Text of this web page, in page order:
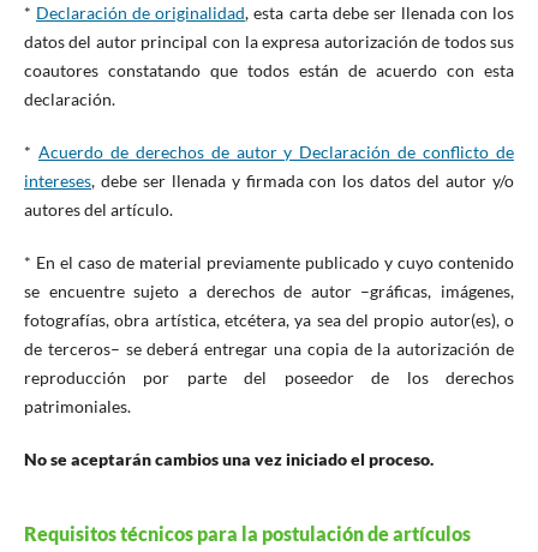
* Declaración de originalidad, esta carta debe ser llenada con los
datos del autor principal con la expresa autorización de todos sus
coautores constatando que todos están de acuerdo con esta
declaración.
* Acuerdo de derechos de autor y Declaración de conflicto de
intereses, debe ser llenada y firmada con los datos del autor y/o
autores del artículo.
* En el caso de material previamente publicado y cuyo contenido
se encuentre sujeto a derechos de autor –gráficas, imágenes,
fotografías, obra artística, etcétera, ya sea del propio autor(es), o
de terceros– se deberá entregar una copia de la autorización de
reproducción por parte del poseedor de los derechos
patrimoniales.
No se aceptarán cambios una vez iniciado el proceso.
Requisitos técnicos para la postulación de artículos